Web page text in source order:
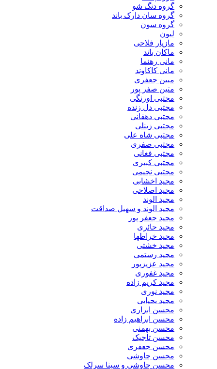
گروه دنگ شو
گروه سان دارک باند
گروه سون
لیون
مازیار فلاحی
ماکان باند
مانی رهنما
مانی کاکاوند
مبین جعفری
متین صفر پور
مجتبی اورنگی
مجتبی دل زنده
مجتبی دهقانی
مجتبی زینلی
مجتبی شاه علی
مجتبی صفری
مجتبی فغانی
مجتبی کبیری
مجتبی نجیمی
مجید اخشابی
مجید اصلاحی
مجید الوند‎
مجید الوند و سهیل صداقت
مجید جعفر پور
مجید حائری
مجید خراطها
مجید خشتی
مجید رستمی
مجید عزیزپور
مجید غفوری
مجید کریم زاده
مجید نوری
مجید یحیایی
محسن ابراری
محسن ابراهیم زاده
محسن بهمنی
محسن تاجیک
محسن جعفری
محسن چاوشی
محسن چاوشی و سینا سرلک